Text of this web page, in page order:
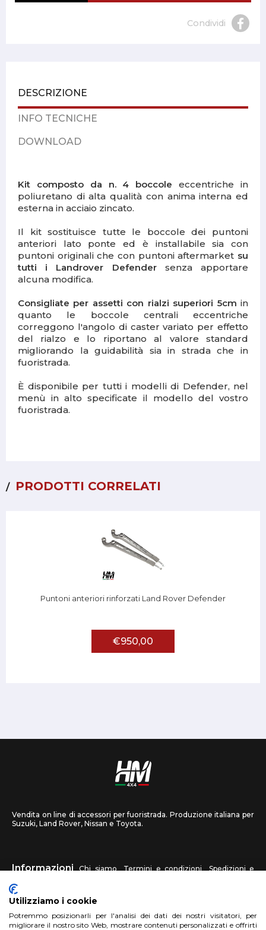
Condividi
DESCRIZIONE
INFO TECNICHE
DOWNLOAD
Kit composto da n. 4 boccole eccentriche in
poliuretano di alta qualità con anima interna ed
esterna in acciaio zincato.
Il kit sostituisce tutte le boccole dei puntoni
anteriori lato ponte ed è installabile sia con
puntoni originali che con puntoni aftermarket su
tutti i Landrover Defendersenza apportare
alcuna modifica.
Consigliate per assetti con rialzi superiori 5cm in
quanto le boccole centrali eccentriche
correggono l'angolo di caster variato per effetto
del rialzo e lo riportano al valore standard
migliorando la guidabilità sia in strada che in
fuoristrada.
È disponibile per tutti i modelli di Defender, nel
menù in alto specificate il modello del vostro
fuoristrada.
PRODOTTI CORRELATI
Puntoni anteriori rinforzati Land Rover Defender
€950,00
Vendita on line di accessori per fuoristrada. Produzione italiana per
Suzuki, Land Rover, Nissan e Toyota.
Informazioni Chi siamo Termini e condizioni
Spedizioni e
recessi
HM4X4 FAQ Centri assistenza Invia una foto
Utilizziamo i cookie
Potremmo posizionarli per l'analisi dei dati dei nostri visitatori, per
migliorare il nostro sito Web, mostrare contenuti personalizzati e offrirti